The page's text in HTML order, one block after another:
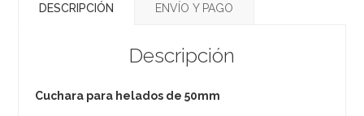
DESCRIPCIÓN ENVÍO Y PAGO
Descripción
Cuchara para helados de 50mm